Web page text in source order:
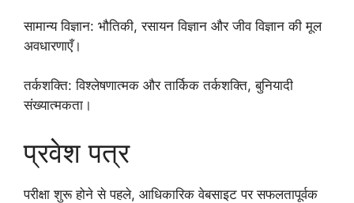
सामान्य विज्ञान: भौतिकी, रसायन विज्ञान और जीव विज्ञान की मूल
अवधारणाएँ।
तर्कशक्ति: विश्लेषणात्मक और तार्किक तर्कशक्ति, बुनियादी
संख्यात्मकता।
प्रवेश पत्र
परीक्षा शुरू होने से पहले, आधिकारिक वेबसाइट पर सफलतापूर्वक